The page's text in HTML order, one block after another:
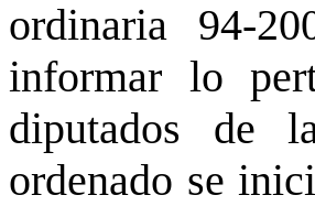
ordinaria 94-
informar lo
diputados de
ordenado se